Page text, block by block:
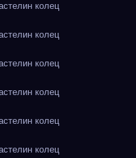
колец
колец
колец
колец
колец
колец